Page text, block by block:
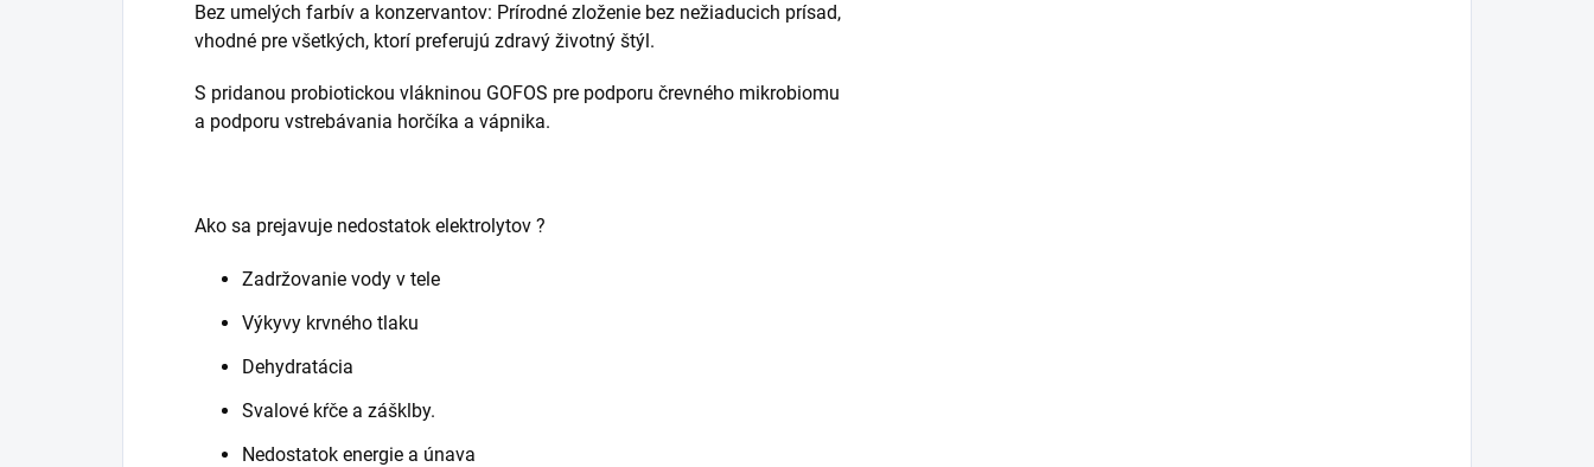
Bez umelých farbív a konzervantov: Prírodné zloženie bez nežiaducich prísad,
vhodné pre všetkých, ktorí preferujú zdravý životný štýl.
S pridanou probiotickou vlákninou GOFOS pre podporu črevného mikrobiomu
a podporu vstrebávania horčíka a vápnika.
Ako sa prejavuje nedostatok elektrolytov ?
Zadržovanie vody v tele
Výkyvy krvného tlaku
Dehydratácia
Svalové kŕče a zášklby.
Nedostatok energie a únava